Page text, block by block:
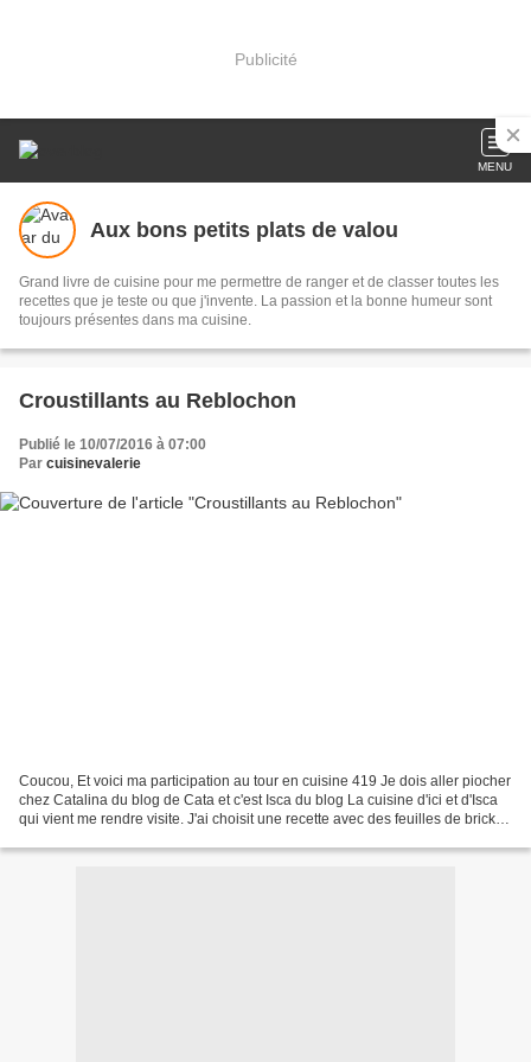
Publicité
MENU
Aux bons petits plats de valou
Grand livre de cuisine pour me permettre de ranger et de classer toutes les
recettes que je teste ou que j'invente. La passion et la bonne humeur sont
toujours présentes dans ma cuisine.
Croustillants au Reblochon
Publié le 10/07/2016 à 07:00
Par cuisinevalerie
Coucou, Et voici ma participation au tour en cuisine 419 Je dois aller piocher
chez Catalina du blog de Cata et c'est Isca du blog La cuisine d'ici et d'Isca
qui vient me rendre visite. J'ai choisit une recette avec des feuilles de brick